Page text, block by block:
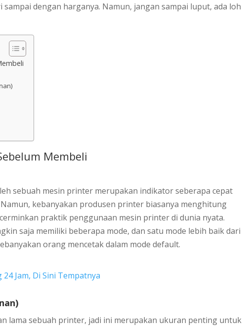
dengan harganya. Namun, jangan sampai luput, ada loh
Membeli
sebuah mesin printer merupakan indikator seberapa cepat
kebanyakan produsen printer biasanya menghitung
praktik penggunaan mesin printer di dunia nyata.
saja memiliki beberapa mode, dan satu mode lebih baik dari
orang mencetak dalam mode default.
Jam, Di Sini Tempatnya
lama sebuah printer, jadi ini merupakan ukuran penting untuk